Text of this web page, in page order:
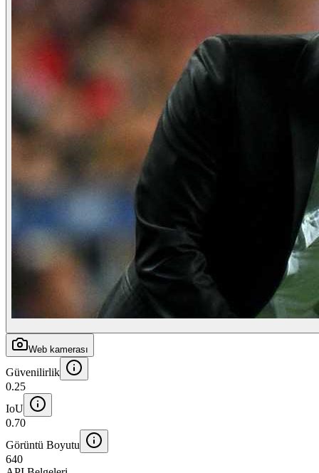
Web kamerası
Güvenilirlik
0.25
IoU
0.70
Görüntü Boyutu
640